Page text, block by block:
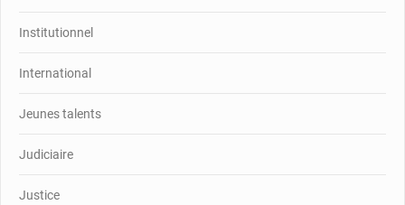
Institutionnel
International
Jeunes talents
Judiciaire
Justice